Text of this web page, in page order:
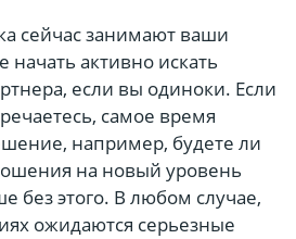
сейчас занимают ваши
активно искать
если вы одиноки. Если
самое время
например, будете ли
на новый уровень
без этого. В любом случае,
ожидаются серьезные